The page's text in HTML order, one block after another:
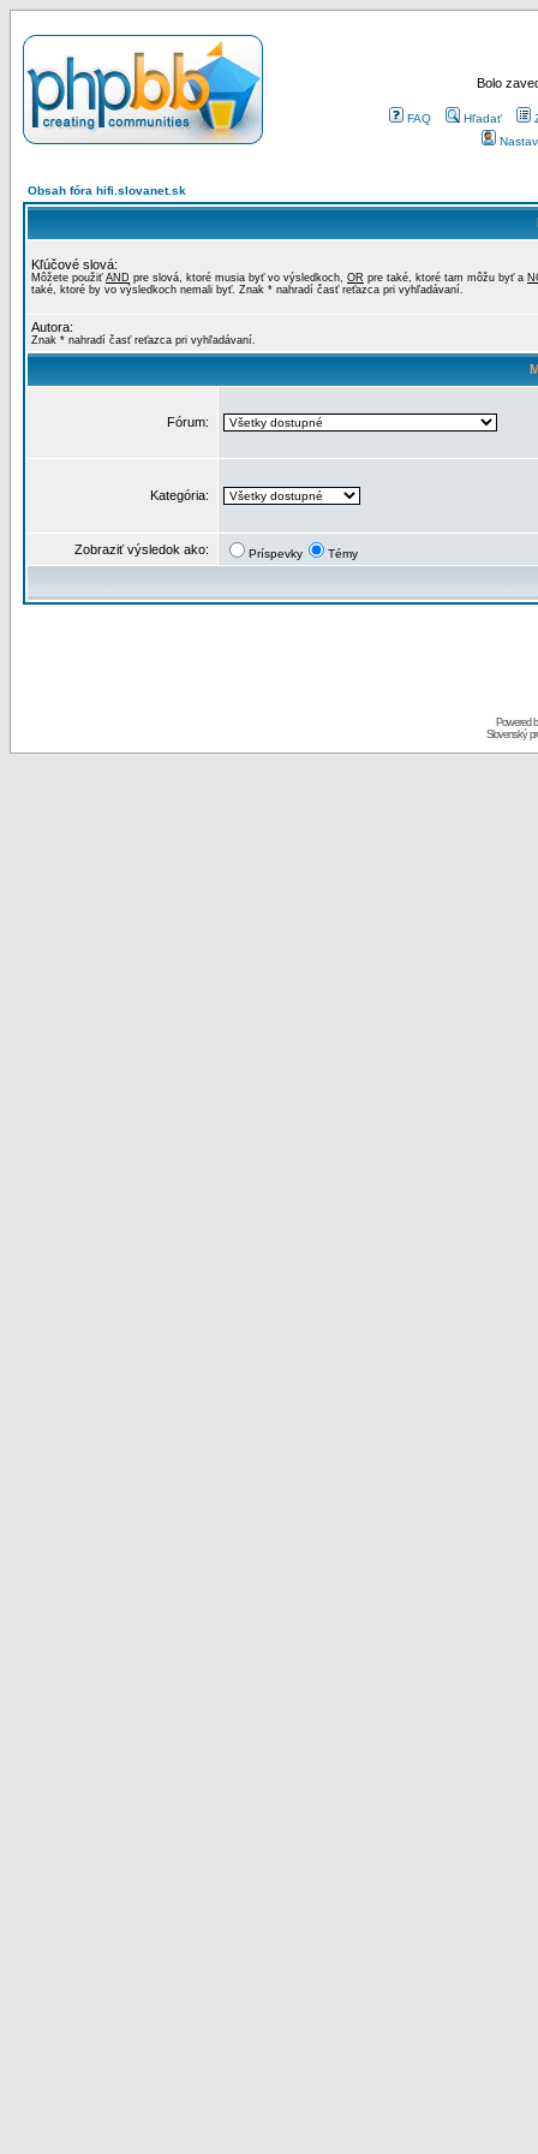
Bolo
FAQ Hľadať
Obsah fóra hifi.slovanet.sk
Kľúčové slová:
Môžete použiť AND pre slová, ktoré musia byť vo výsledkoch, OR pre také, ktoré tam môžu byť a
také, ktoré by vo výsledkoch nemali byť. Znak * nahradí časť reťazca pri vyhľadávaní.
Autora:
Znak * nahradí časť reťazca pri vyhľadávaní.
Fórum:
Kategória:
Zobraziť výsledok ako: Príspevky Témy
Powered
Slovenský